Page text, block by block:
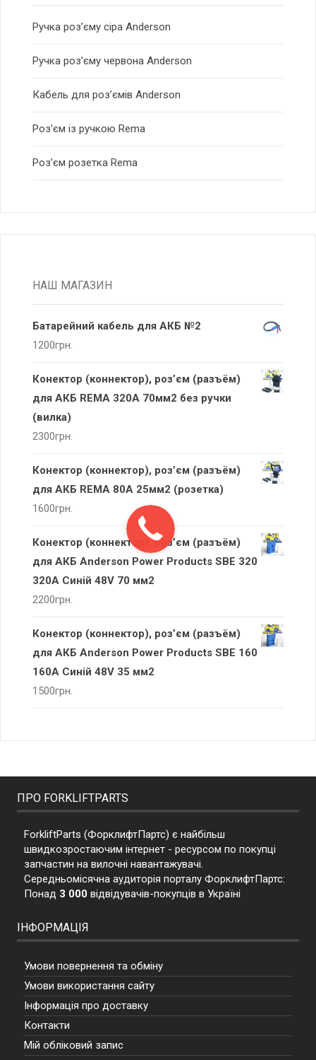
Ручка роз’єму сіра Anderson
Ручка роз’єму червона Anderson
Кабель для роз’ємів Anderson
Роз’єм із ручкою Rema
Роз’єм розетка Rema
НАШ МАГАЗИН
Батарейний кабель для АКБ №2
1200грн.
Конектор (коннектор), роз’єм (разъём)
для АКБ REMA 320А 70мм2 без ручки
(вилка)
2300грн.
Конектор (коннектор), роз’єм (разъём)
для АКБ REMA 80А 25мм2 (розетка)
1600грн.
Конектор (коннектор), роз’єм (разъём)
для АКБ Anderson Power Products SBE 320
320А Синій 48V 70 мм2
2200грн.
Конектор (коннектор), роз’єм (разъём)
для АКБ Anderson Power Products SBE 160
160А Синій 48V 35 мм2
1500грн.
ПРО FORKLIFTPARTS
ForkliftParts (ФорклифтПартс) є найбільш
швидкозростаючим інтернет - ресурсом по покупці
запчастин на вилочні навантажувачі.
Середньомісячна аудиторія порталу ФорклифтПартс:
Понад 3 000 відвідувачів-покупців в Україні
ІНФОРМАЦІЯ
Умови повернення та обміну
Умови використання сайту
Інформація про доставку
Контакти
Мій обліковий запис